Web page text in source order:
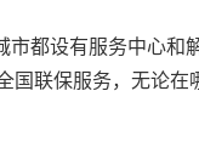
都设有服务中心和
国联保服务，无论